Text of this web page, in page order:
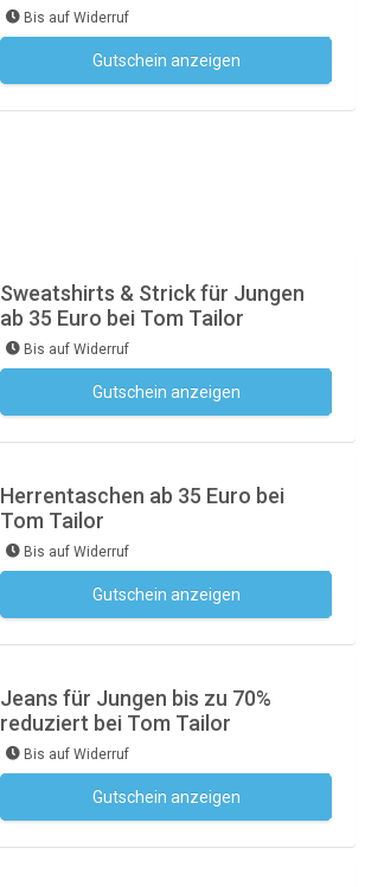
Bis auf Widerruf
Gutschein anzeigen
Sweatshirts & Strick für Jungen
ab 35 Euro bei Tom Tailor
Bis auf Widerruf
Gutschein anzeigen
Herrentaschen ab 35 Euro bei
Tom Tailor
Bis auf Widerruf
Gutschein anzeigen
Jeans für Jungen bis zu 70%
reduziert bei Tom Tailor
Bis auf Widerruf
Gutschein anzeigen